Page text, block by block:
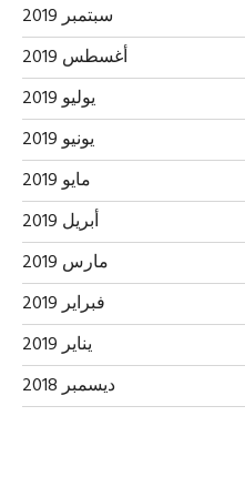
سبتمبر 2019
أغسطس 2019
يوليو 2019
يونيو 2019
مايو 2019
أبريل 2019
مارس 2019
فبراير 2019
يناير 2019
ديسمبر 2018